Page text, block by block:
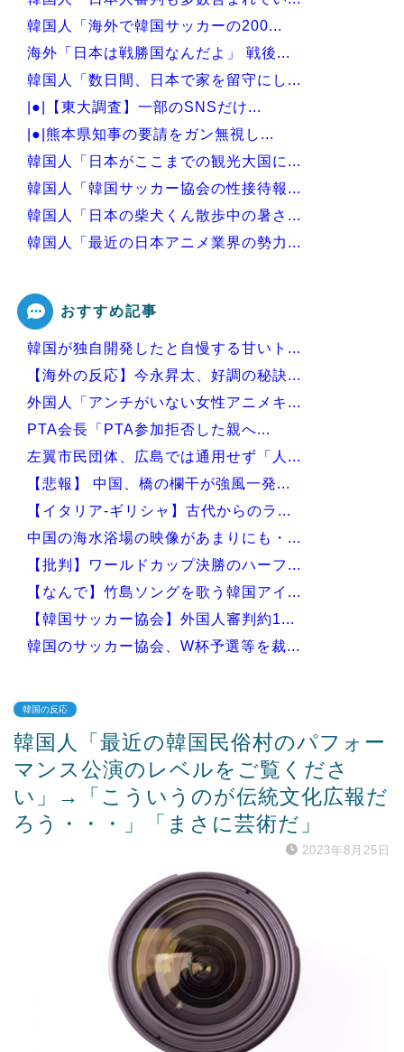
韓国人「海外で韓国サッカーの200...
海外「日本は戦勝国なんだよ」 戦後...
韓国人「数日間、日本で家を留守にし...
|●|【東大調査】一部のSNSだけ...
|●|熊本県知事の要請をガン無視し...
韓国人「日本がここまでの観光大国に...
韓国人「韓国サッカー協会の性接待報...
韓国人「日本の柴犬くん散歩中の暑さ...
韓国人「最近の日本アニメ業界の勢力...
Powered by livedoor 相互RSS
おすすめ記事
韓国が独自開発したと自慢する甘いト...
【海外の反応】今永昇太、好調の秘訣...
外国人「アンチがいない女性アニメキ...
PTA会長「PTA参加拒否した親へ...
左翼市民団体、広島では通用せず「人...
【悲報】 中国、橋の欄干が強風一発...
【イタリア-ギリシャ】古代からのラ...
中国の海水浴場の映像があまりにも・...
【批判】ワールドカップ決勝のハーフ...
【なんで】竹島ソングを歌う韓国アイ...
【韓国サッカー協会】外国人審判約1...
韓国のサッカー協会、W杯予選等を裁...
Powered by livedoor 相互RSS
韓国の反応
韓国人「最近の韓国民俗村のパフォー
マンス公演のレベルをご覧くださ
い」→「こういうのが伝統文化広報だ
ろう・・・」「まさに芸術だ」
2023年8月25日